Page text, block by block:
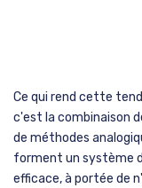
Ce qui rend cette
c'est la combinaison
de méthodes
forment un système
efficace, à portée de